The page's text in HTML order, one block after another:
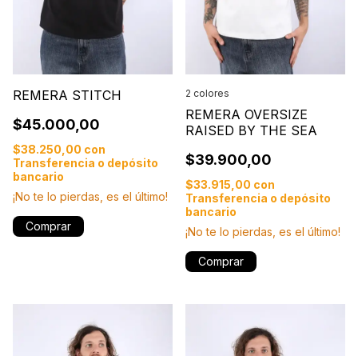
REMERA STITCH
$45.000,00
$38.250,00 con
Transferencia o depósito
bancario
¡No te lo pierdas, es el último!
Comprar
REMERA OVERSIZE
RAISED BY THE SEA
$39.900,00
$33.915,00 con
Transferencia o depósito
bancario
¡No te lo pierdas, es el último!
2 colores
Comprar